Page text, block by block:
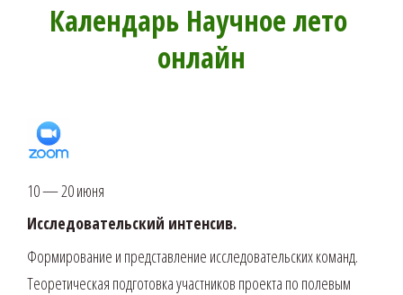
Календарь Научное лето
онлайн
10 — 20 июня
Исследовательский интенсив.
Формирование и представление исследовательских команд.
Теоретическая подготовка участников проекта по полевым